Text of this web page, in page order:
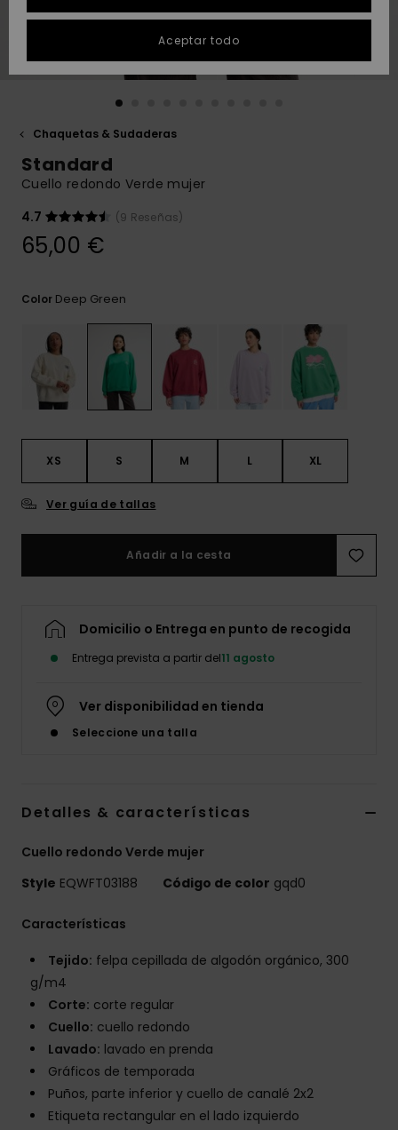
Inicia una
conversación
la respuesta
Encuentra
respuestas a
las preguntas
contacto.
Consultar
las FAQ
Chaquetas & Sudaderas
Standard
Cuello redondo Verde mujer
4.7
(9 Reseñas)
65,00 €
Color Deep Green
XS S M L XL
Ver guía de tallas
Añadir a la cesta
Domicilio o Entrega en punto de recogida
Entrega prevista a partir del11 agosto
Ver disponibilidad en tienda
Seleccione una talla
Detalles & características
Cuello redondo Verde mujer
Style EQWFT03188 Código de color gqd0
Características
Tejido: felpa cepillada de algodón orgánico, 300
g/m4
Corte: corte regular
Cuello: cuello redondo
Lavado: lavado en prenda
Gráficos de temporada
Puños, parte inferior y cuello de canalé 2x2
Etiqueta rectangular en el lado izquierdo
Aceptar todo